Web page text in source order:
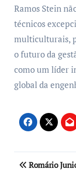
Ramos Stein
técnicos
multiculturais,
o futuro da
como um líder
global da
Romário